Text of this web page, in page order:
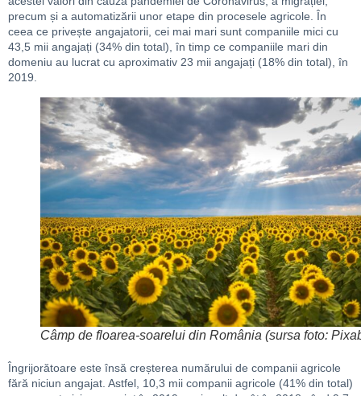
precum și a automatizării unor etape din procesele agricole. În
ceea ce privește angajatorii, cei mai mari sunt companiile mici cu
43,5 mii angajați (34% din total), în timp ce companiile mari din
domeniu au lucrat cu aproximativ 23 mii angajați (18% din total), în
2019.
Câmp de floarea-soarelui din România (sursa foto:
Îngrijorătoare este însă creșterea numărului de companii agricole
fără niciun angajat. Astfel, 10,3 mii companii agricole (41% din total)